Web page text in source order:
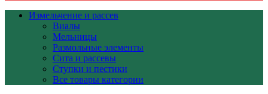
Измельчение и рассев
Виалы
Мельницы
Размольные элементы
Сита и рассевы
Ступки и пестики
Все товары категории